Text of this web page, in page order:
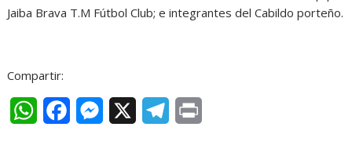
Jaiba Brava T.M Fútbol Club; e integrantes del Cabildo porteño.
Compartir:
W
M